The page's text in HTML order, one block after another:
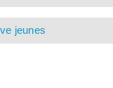
jeunes